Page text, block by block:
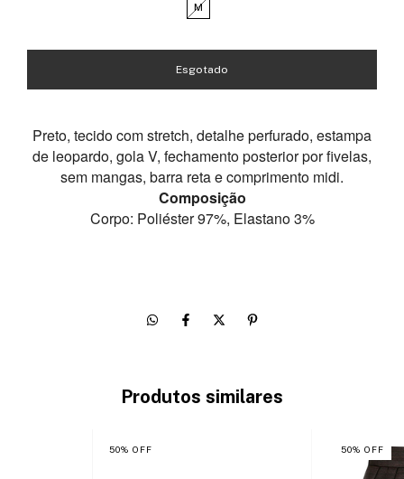
M
Preto, tecido com stretch, detalhe perfurado, estampa
de leopardo, gola V, fechamento posterior por fivelas,
sem mangas, barra reta e comprimento midi.
Composição
Corpo: Poliéster 97%, Elastano 3%
Produtos similares
50% OFF 50%OFF